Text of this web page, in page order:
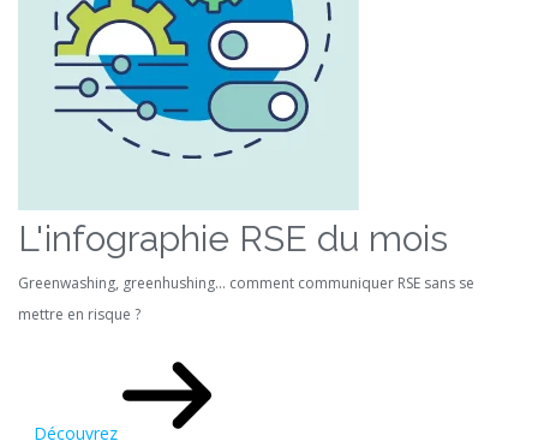
L'infographie RSE du mois
Greenwashing, greenhushing… comment communiquer RSE sans se
mettre en risque ?
Découvrez